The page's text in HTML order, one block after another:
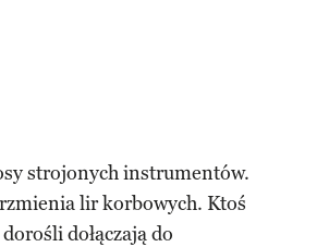
strojonych instrumentów.
lir korbowych. Ktoś
dołączają do